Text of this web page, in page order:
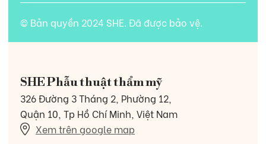
© Bản quyền 2024 SHE. Đã được bảo vệ.
SHE Phẫu thuật thẩm mỹ
326 Đường 3 Tháng 2, Phường 12,
Quận 10, Tp Hồ Chí Minh, Việt Nam
Xem trên google map